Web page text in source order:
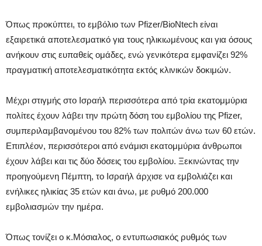
Όπως προκύπτει, το εμβόλιο των Pfizer/BioNtech είναι
εξαιρετικά αποτελεσματικό για τους ηλικιωμένους και για όσους
ανήκουν στις ευπαθείς ομάδες, ενώ γενικότερα εμφανίζει 92%
πραγματική αποτελεσματικότητα εκτός κλινικών δοκιμών.
Μέχρι στιγμής στο Ισραήλ περισσότερα από τρία εκατομμύρια
πολίτες έχουν λάβει την πρώτη δόση του εμβολίου της Pfizer,
συμπεριλαμβανομένου του 82% των πολιτών άνω των 60 ετών.
Επιπλέον, περισσότεροι από ενάμισι εκατομμύρια άνθρωποι
έχουν λάβει και τις δύο δόσεις του εμβολίου. Ξεκινώντας την
προηγούμενη Πέμπτη, το Ισραήλ άρχισε να εμβολιάζει και
ενήλικες ηλικίας 35 ετών και άνω, με ρυθμό 200.000
εμβολιασμών την ημέρα.
Όπως τονίζει ο κ.Μόσιαλος, ο εντυπωσιακός ρυθμός των